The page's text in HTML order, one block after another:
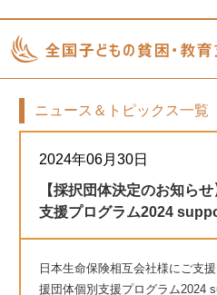
ニュース＆トピックス一覧
2024年06月30日
【採択団体決定のお知ら
支援プログラム2024
日本生命保険相互会社様にご支
援団体個別支援プログラム2024